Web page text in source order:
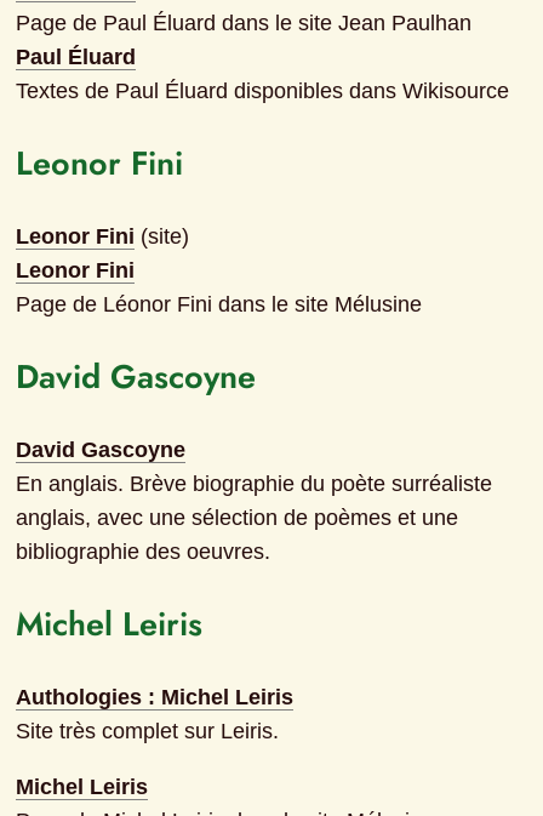
Page de Paul Éluard dans le site Jean Paulhan
Paul Éluard
Textes de Paul Éluard disponibles dans Wikisource
Leonor Fini
Leonor Fini (site)
Leonor Fini
Page de Léonor Fini dans le site Mélusine
David Gascoyne
David Gascoyne
En anglais. Brève biographie du poète surréaliste
anglais, avec une sélection de poèmes et une
bibliographie des oeuvres.
Michel Leiris
Authologies : Michel Leiris
Site très complet sur Leiris.
Michel Leiris